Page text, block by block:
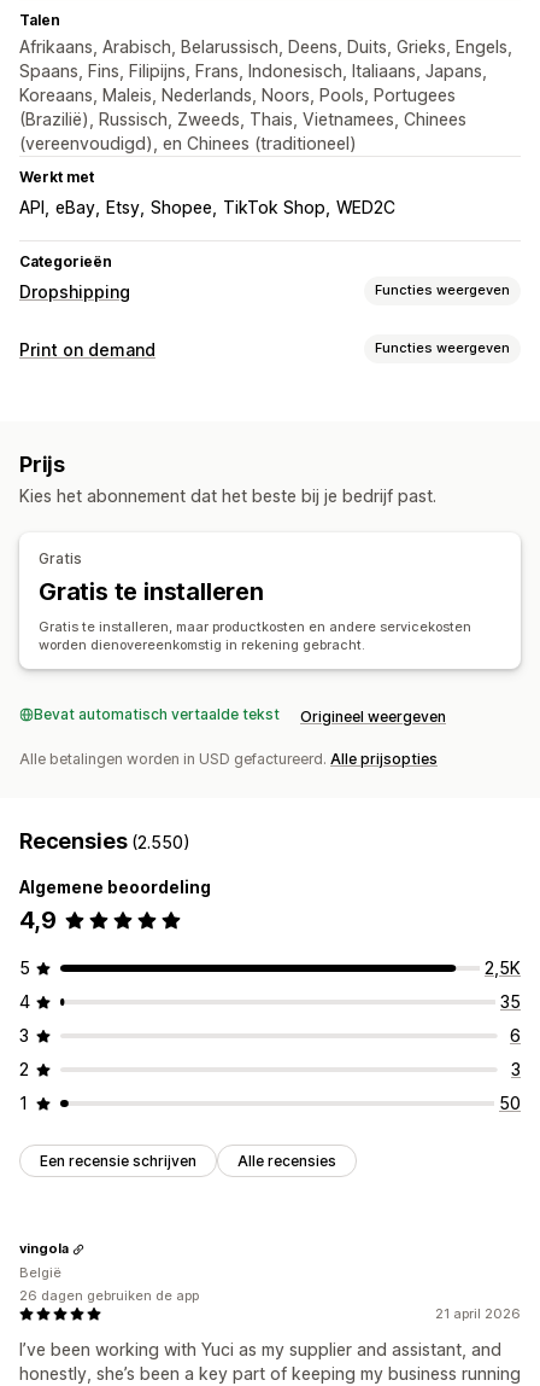
Talen
Afrikaans, Arabisch, Belarussisch, Deens, Duits, Grieks, Engels,
Spaans, Fins, Filipijns, Frans, Indonesisch, Italiaans, Japans,
Koreaans, Maleis, Nederlands, Noors, Pools, Portugees
(Brazilië), Russisch, Zweeds, Thais, Vietnamees, Chinees
(vereenvoudigd), en Chinees (traditioneel)
Werkt met
API eBay Etsy Shopee TikTok Shop WED2C
Categorieën
Dropshipping Functies weergeven
Producten die je kunt verkopen
Meubilair
China
Print on demand Functies weergeven
Mockup-generator
Eigen templates
Cadeaus voor de feestdagen
Milieuvriendelijk
Bulkverzending Aangepast verzenden
Prijs
Kies het abonnement dat het beste bij je bedrijf past.
Gratis
Gratis te installeren
Gratis te installeren, maar productkosten en andere servicekosten
worden dienovereenkomstig in rekening gebracht.
Bevat automatisch vertaalde tekst Origineel weergeven
Alle betalingen worden in USD gefactureerd. Alle prijsopties
Recensies (2.550)
Algemene beoordeling
4,9
5
2,5K
4
35
3
6
2
3
1
50
Een recensie schrijven Alle recensies
21 april 2026
I’ve been working with Yuci as my supplier and assistant, and
honestly, she’s been a key part of keeping my business running
vingola
België
26 dagen gebruiken de app